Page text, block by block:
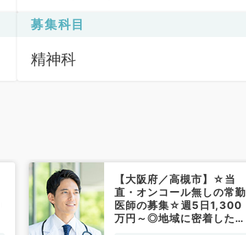
募集科目
精神科
【大阪府／高槻市】☆当
直・オンコール無しの常勤
医師の募集☆週5日1,300
万円～◎地域に密着した病